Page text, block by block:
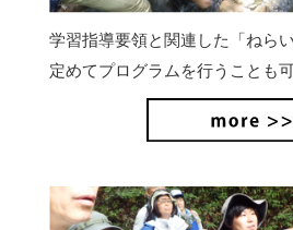
学習指導要領と関連した「ねら
定めてプログラムを行うことも可